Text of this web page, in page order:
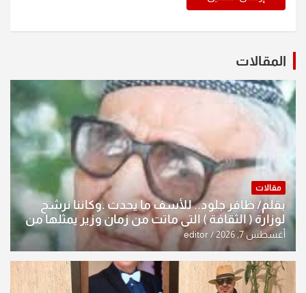
المقالات
مقالات
بقلم/ ظافر جلود.. للأسف ما يحدث .وكاننا نرشح
لوزارة ( الثقافة ) التي ماتت من زمان وزير يمثلها من
النخبة والإرث العظيم للثقافة العراقية..
أغسطس 7, 2026 editor